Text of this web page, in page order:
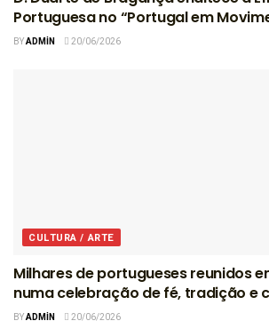
Portuguesa no “Portugal em
BYADMIN 20/06/2026
CULTURA / ARTE
Milhares de portugueses reunidos
numa celebração de fé, tradição e
BYADMIN 20/06/2026